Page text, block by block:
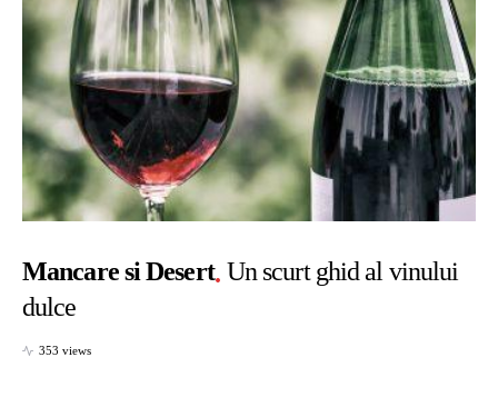
Mancare si Desert Un scurt ghid al vinului
dulce
353 views